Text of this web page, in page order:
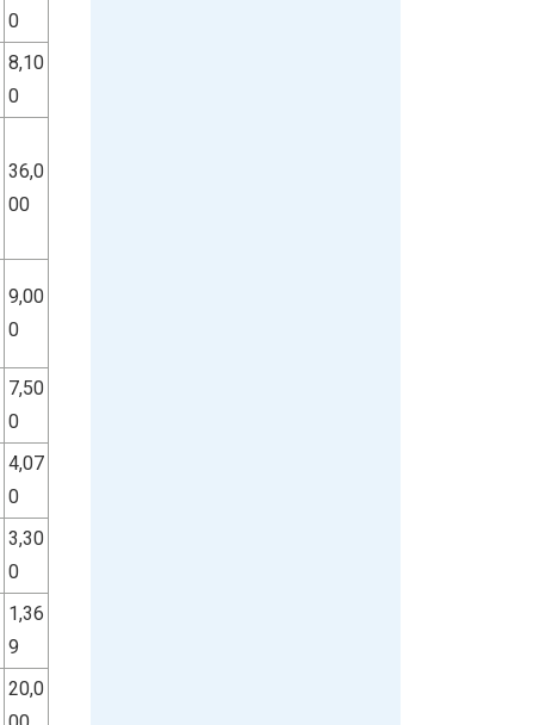
0
8,10
0
36,0
00
9,00
0
7,50
0
4,07
0
3,30
0
1,36
9
20,0